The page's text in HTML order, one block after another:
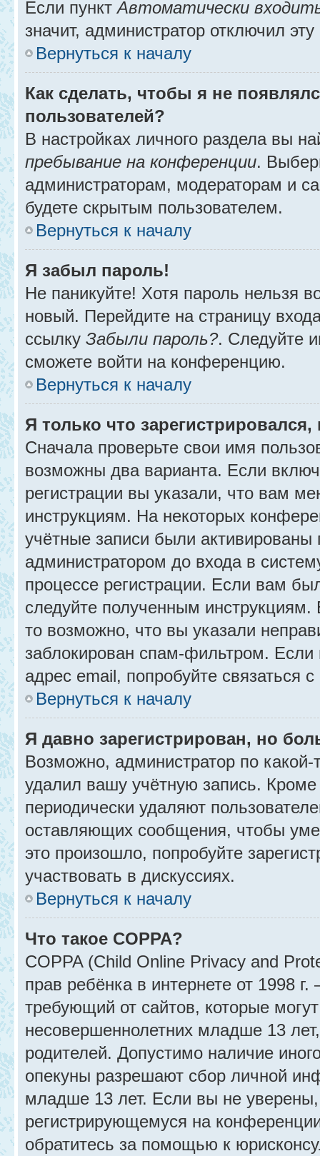
Если пунктАвтоматически
значит, администратор отключил
Вернуться к началу
Как сделать, чтобы я не
пользователей?
В настройках личного раздела вы
пребывание на конференции.
администраторам, модераторам и
будете скрытым пользователем.
Вернуться к началу
Я забыл пароль!
Не паникуйте! Хотя пароль нельзя
новый. Перейдите на страницу
ссылку Забыли пароль?. Следуйте
сможете войти на конференцию.
Вернуться к началу
Я только что
Сначала проверьте свои имя
возможны два варианта. Если
регистрации вы указали, что вам
инструкциям. На некоторых
учётные записи были активированы
администратором до входа в
процессе регистрации. Если вам
следуйте полученным
то возможно, что вы указали
заблокирован спам-фильтром.
адрес email, попробуйте связаться
Вернуться к началу
Я давно зарегистрирован, но
Возможно, администратор по
удалил вашу учётную запись.
периодически удаляют
оставляющих сообщения, чтобы
это произошло, попробуйте
участвовать в дискуссиях.
Вернуться к началу
Что такое COPPA?
COPPA (Child Online Privacy and
прав ребёнка в интернете от 1998
требующий от сайтов, которые
несовершеннолетних младше 13
родителей. Допустимо наличие
опекуны разрешают сбор личной
младше 13 лет. Если вы не
регистрирующемуся на
обратитесь за помощью к